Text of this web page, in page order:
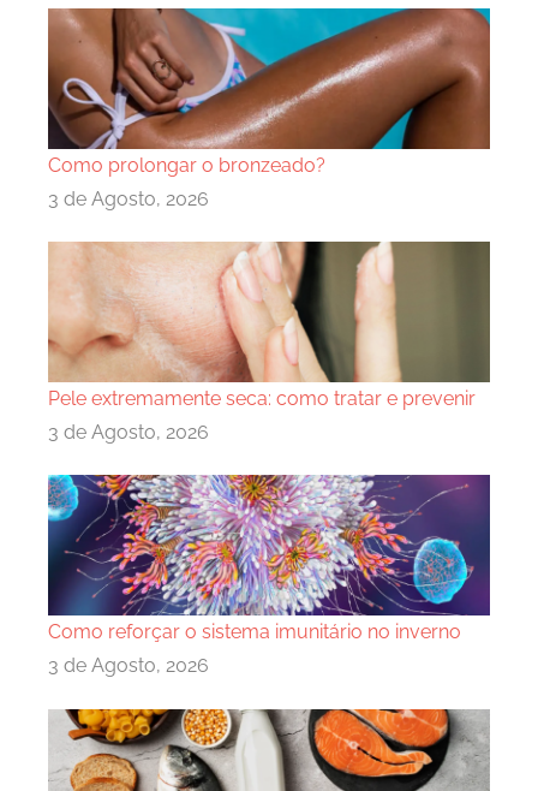
Como prolongar o bronzeado?
3 de Agosto, 2026
Pele extremamente seca: como tratar e prevenir
3 de Agosto, 2026
Como reforçar o sistema imunitário no inverno
3 de Agosto, 2026